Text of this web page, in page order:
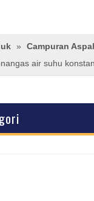
» Campuran
air suhu